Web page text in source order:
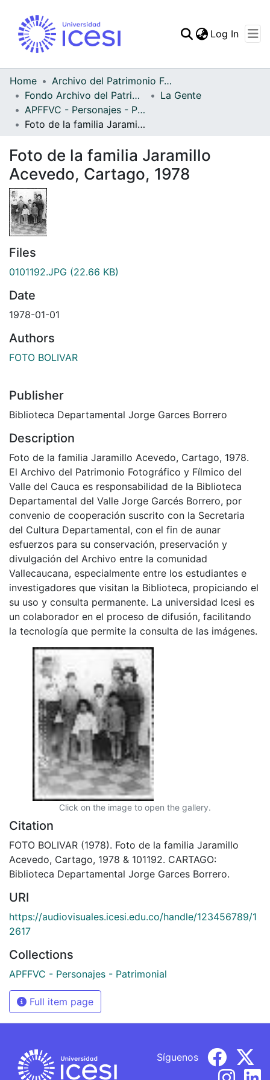
Statistics
Log In
Home
Archivo del Patrimonio Fotográfico y Fílmico del Valle del Cauca
Fondo Archivo del Patrimonio Fotográfico y Fílmico del Valle del Cauca
La Gente
APFFVC - Personajes - Patrimonial
Foto de la familia Jaramillo Acevedo, Cartago, 1978
Foto de la familia Jaramillo
Acevedo, Cartago, 1978
Files
0101192.JPG (22.66 KB)
Date
1978-01-01
Authors
FOTO BOLIVAR
Publisher
Biblioteca Departamental Jorge Garces Borrero
Description
Foto de la familia Jaramillo Acevedo, Cartago, 1978.
El Archivo del Patrimonio Fotográfico y Fílmico del
Valle del Cauca es responsabilidad de la Biblioteca
Departamental del Valle Jorge Garcés Borrero, por
convenio de cooperación suscrito con la Secretaria
del Cultura Departamental, con el fin de aunar
esfuerzos para su conservación, preservación y
divulgación del Archivo entre la comunidad
Vallecaucana, especialmente entre los estudiantes e
investigadores que visitan la Biblioteca, propiciando el
su uso y consulta permanente. La universidad Icesi es
un colaborador en el proceso de difusión, facilitando
la tecnología que permite la consulta de las imágenes.
Click on the image to open the gallery.
Citation
FOTO BOLIVAR (1978). Foto de la familia Jaramillo
Acevedo, Cartago, 1978 & 101192. CARTAGO:
Biblioteca Departamental Jorge Garces Borrero.
URI
https://audiovisuales.icesi.edu.co/handle/123456789/1
2617
Collections
APFFVC - Personajes - Patrimonial
Full item page
Síguenos